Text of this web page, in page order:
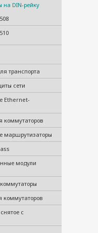
на DIN-рейку
транспорта
сети
Ethernet-
коммутаторов
маршрутизаторы
модули
коммутаторов
с